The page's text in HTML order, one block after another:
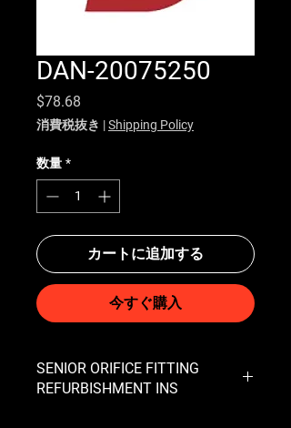
DAN-20075250
$78.68
消費税抜き |Shipping Policy
数量 *
カートに追加する
今すぐ購入
SENIOR ORIFICE FITTING
REFURBISHMENT INS